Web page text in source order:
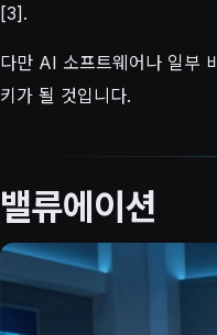
[3].
다만 AI 소프트웨어나 일부
키가 될 것입니다.
밸류에이션